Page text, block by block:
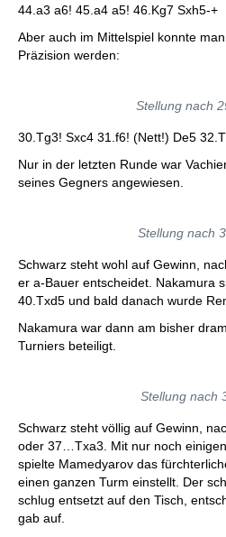
44.a3 a6! 45.a4 a5! 46.Kg7 Sxh5-+
Aber auch im Mittelspiel konnte
Präzision werden:
Stellung nach
30.Tg3! Sxc4 31.f6! (Nett!) De5
Nur in der letzten Runde war
seines Gegners angewiesen.
Stellung nach
Schwarz steht wohl auf Gewinn,
er a-Bauer entscheidet. Nakamura
40.Txd5 und bald danach wurde
Nakamura war dann am bisher
Turniers beteiligt.
Stellung nach
Schwarz steht völlig auf Gewinn,
oder 37…Txa3. Mit nur noch
spielte Mamedyarov das
einen ganzen Turm einstellt. Der
schlug entsetzt auf den Tisch,
gab auf.